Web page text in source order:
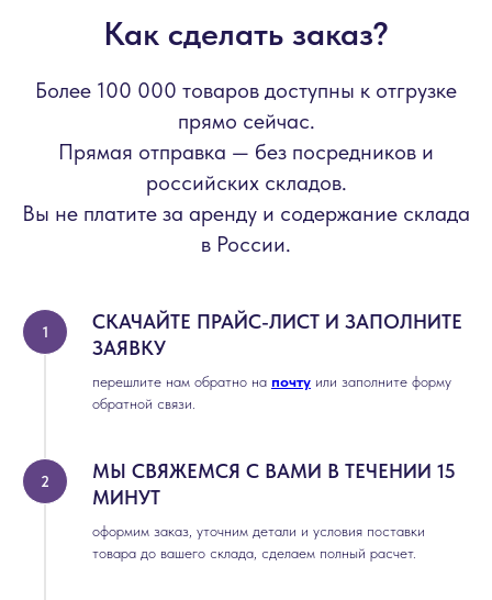
Как сделать заказ?
Более 100 000 товаров доступны к отгрузке
прямо сейчас.
Прямая отправка — без посредников и
российских складов.
Вы не платите за аренду и содержание склада
в России.
СКАЧАЙТЕ ПРАЙС-ЛИСТ И ЗАПОЛНИТЕ
ЗАЯВКУ
перешлите нам обратно на почту или заполните форму
обратной связи.
МЫ СВЯЖЕМСЯ С ВАМИ В ТЕЧЕНИИ 15
МИНУТ
оформим заказ, уточним детали и условия поставки
товара до вашего склада, сделаем полный расчет.